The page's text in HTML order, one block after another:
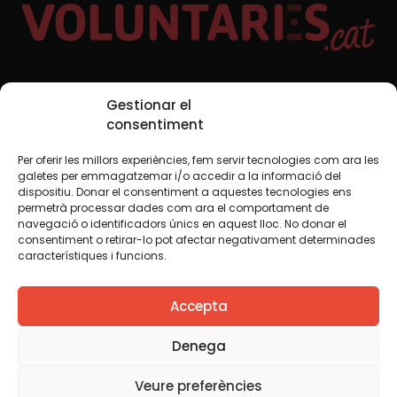
Gestionar el
consentiment
Per oferir les millors experiències, fem servir tecnologies com ara les
galetes per emmagatzemar i/o accedir a la informació del
dispositiu. Donar el consentiment a aquestes tecnologies ens
permetrà processar dades com ara el comportament de
navegació o identificadors únics en aquest lloc. No donar el
consentiment o retirar-lo pot afectar negativament determinades
característiques i funcions.
Accepta
Denega
Veure preferències
Social Media
TW YTB IG FB IN
Legal NoticeCookie Policy
We believe that knowledge should be shared. That is why
we use a Creative Commons license, unless otherwise
indicated in any material. We encourage you to copy,
redistribute, remix or transform and create your own
commercial. We only ask that you acknowledge the